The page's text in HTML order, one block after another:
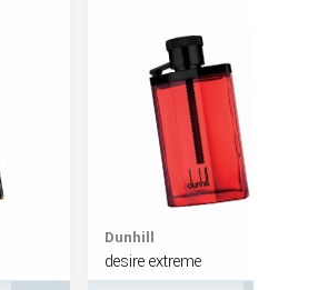
desire extreme